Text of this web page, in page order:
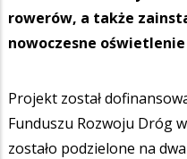
rowerów, a także
nowoczesne
Projekt został
Funduszu Rozwoju Dróg
zostało podzielone na